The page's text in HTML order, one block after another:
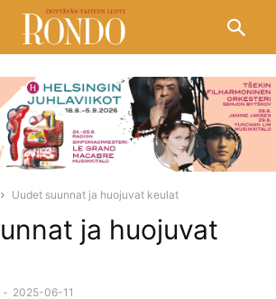
Uudet suunnat ja huojuvat keulat
ja huojuvat
- 2025-06-11